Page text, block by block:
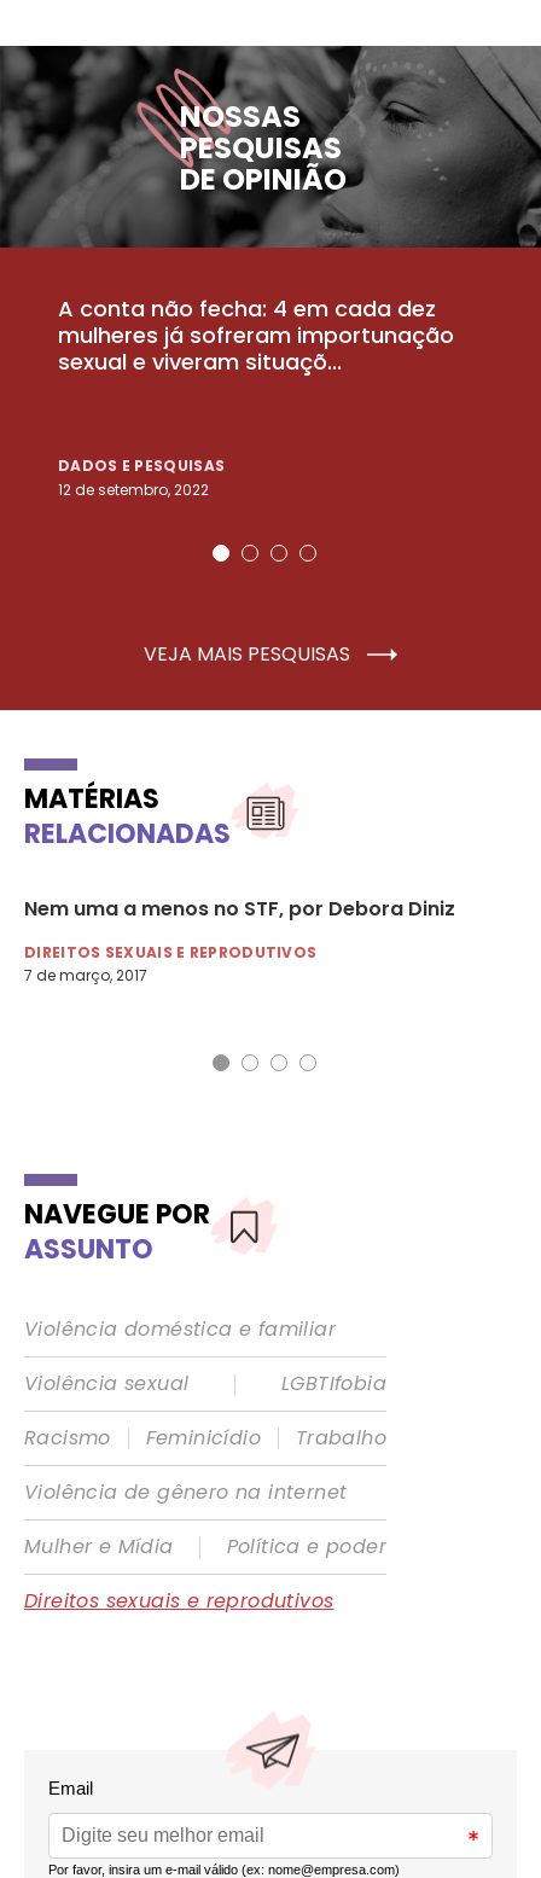
NOSSAS
PESQUISAS
DE OPINIÃO
A conta não fecha: 4 em cada dez
mulheres já sofreram importunação
sexual e viveram situaçõ...
DADOS E PESQUISAS
12 de setembro, 2022
VEJA MAIS PESQUISAS
MATÉRIAS
RELACIONADAS
Nem uma a menos no STF, por Debora Diniz
DIREITOS SEXUAIS E REPRODUTIVOS
7 de março, 2017
NAVEGUE POR
ASSUNTO
Violência doméstica e familiar
Violência sexual
|
LGBTIfobia
Racismo
| Feminicídio |
Trabalho
Violência de gênero na internet
Mulher e Mídia
|
Política e poder
Direitos sexuais e reprodutivos